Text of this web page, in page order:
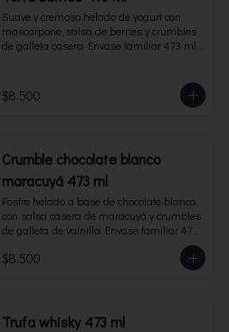
Suave y cremoso helado de yogurt con
mascarpone, salsa de berries y crumbles
de galleta casera. Envase familiar 473 ml,
$8.500
Crumble chocolate blanco
maracuyá 473 ml
Postre helado a base de chocolate blanco
con salsa casera de maracuyá y crumbles
de galleta de vainilla. Envase familiar 473
$8.500
Trufa whisky 473 ml